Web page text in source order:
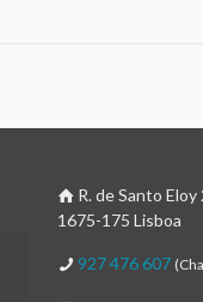
R. de Santo
1675-175 Lisboa
927 476 607